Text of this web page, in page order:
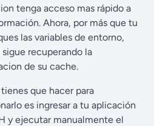
tenga acceso mas rápido a
Ahora, por más que tu
las variables de entorno,
sigue recuperando la
de su cache.
que hacer para
es ingresar a tu aplicación
y ejecutar manualmente el